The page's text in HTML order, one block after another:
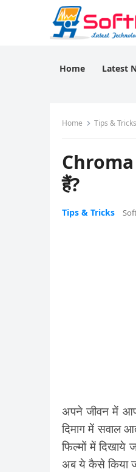
Home Latest
Home Tips & Tricks
Chroma
हैं?
Tips & Tricks
अपने जीवन में
दिमाग में सवाल
फिल्मों में दिखाये
अब ये कैसे किया